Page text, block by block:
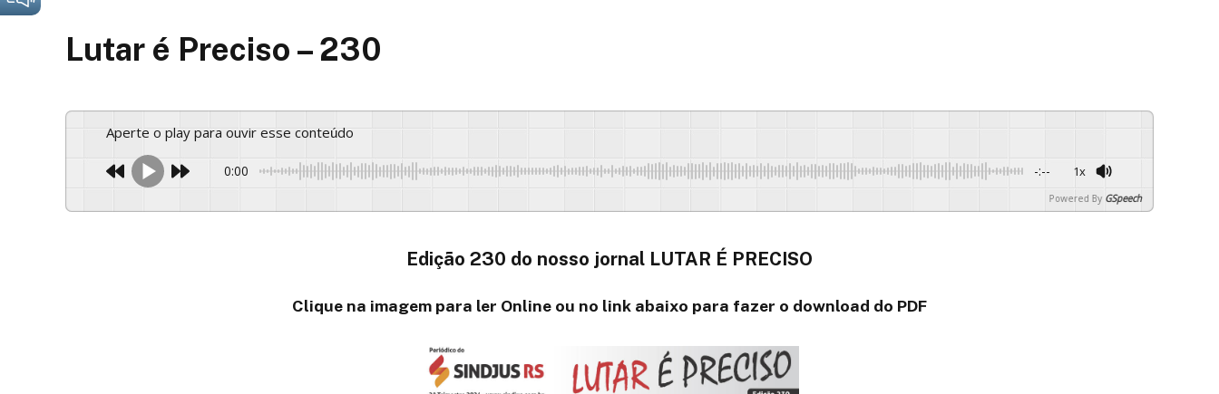
Lutar é Preciso – 230
Aperte o play para ouvir esse conteúdo
0:00 -:-- 1x
Powered By GSpeech
Edição 230 do nosso jornal LUTAR É PRECISO
Clique na imagem para ler Online ou no link abaixo para fazer o download do PDF